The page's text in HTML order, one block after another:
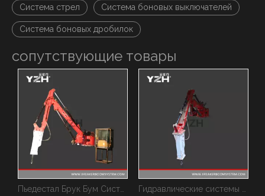
Система стрел Система боновых выключателей
Система боновых дробилок
сопутствующие товары